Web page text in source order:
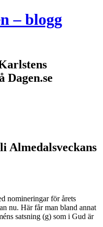
– blogg
Dagen.se
Almedalsveckans
nomineringar för årets
nu. Här får man bland annat
satsning (g) som i Gud är